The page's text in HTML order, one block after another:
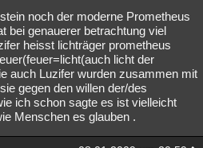
noch der moderne Prometheus
bei genauerer betrachtung viel
heisst lichträger prometheus
licht der
auch Luzifer wurden zusammen mit
gegen den willen der/des
ich schon sagte es ist vielleicht
Menschen es glauben .